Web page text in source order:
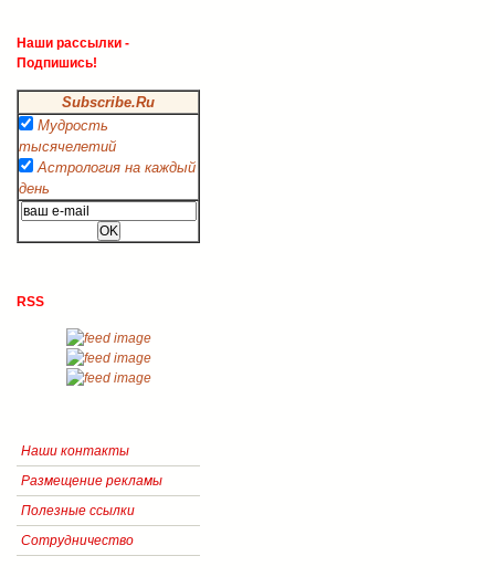
Наши рассылки -
Подпишись!
Subscribe.Ru
Мудрость
тысячелетий
Астрология на каждый
день
RSS
Наши контакты
Размещение рекламы
Полезные ссылки
Сотрудничество